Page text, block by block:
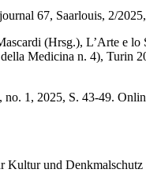
67, Saarlouis, 2/
(Hrsg.), L’Arte e lo
Medicina n. 4), Turin
no. 1, 2025, S. 43-49.
und Denkmalschutz